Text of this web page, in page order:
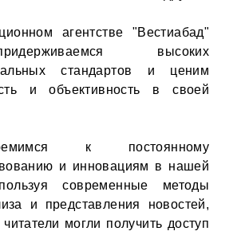
агентстве "Вестиабад"
высоких
стандартов и ценим
и объективность в своей
к постоянному
и инновациям в нашей
современные методы
и представления новостей,
могли получить доступ